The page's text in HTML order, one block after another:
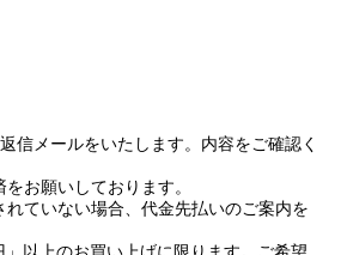
信メールをいたします。内容をご確認く
お願いしております。
れていない場合、代金先払いのご案内を
以上のお買い上げに限ります。ご希望